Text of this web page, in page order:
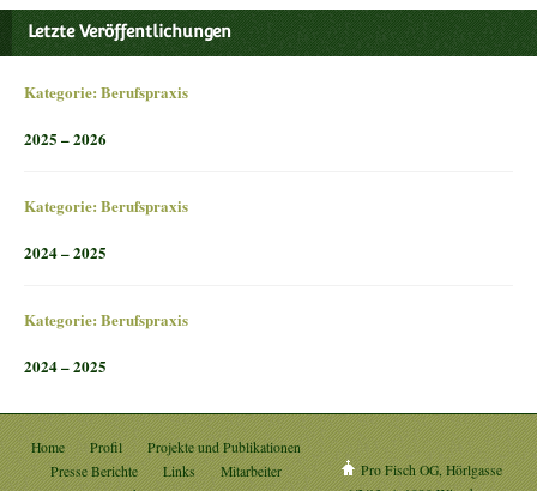
Letzte Veröffentlichungen
Kategorie: Berufspraxis
2025 – 2026
Kategorie: Berufspraxis
2024 – 2025
Kategorie: Berufspraxis
2024 – 2025
Home Profil
Projekte und Publikationen
Presse Berichte
Links
Mitarbeiter
Pro Fisch OG, Hörlgasse